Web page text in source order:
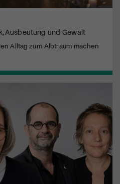
Ausbeutung und Gewalt
Alltag zum Albtraum machen